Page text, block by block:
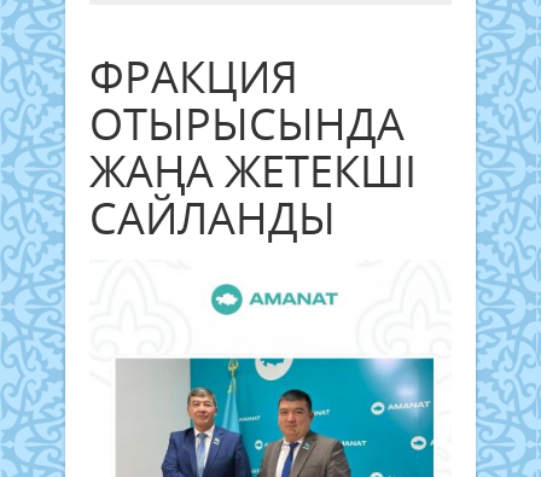
ФРАКЦИЯ
ОТЫРЫСЫНДА
ЖАҢА ЖЕТЕКШІ
САЙЛАНДЫ